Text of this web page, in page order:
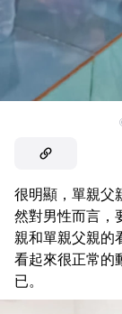
很明顯，單親父
然對男性而言，
親和單親父親的
看起來很正常的
已。